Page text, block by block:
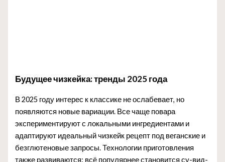
Будущее чизкейка: тренды 2025 года
В 2025 году интерес к классике не ослабевает, но
появляются новые вариации. Все чаще повара
экспериментируют с локальными ингредиентами и
адаптируют идеальный чизкейк рецепт под веганские и
безглютеновые запросы. Технологии приготовления
также развиваются: всё популярнее становится су-вид-